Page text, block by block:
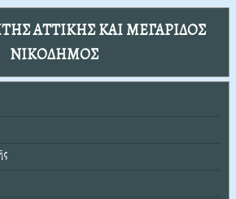
ΑΤΤΙΚΗΣ ΚΑΙ ΜΕΓΑΡΙΔΟΣ
ΝΙΚΟΔΗΜΟΣ